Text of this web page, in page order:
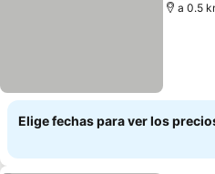
a 0.5
Elige fechas para ver los